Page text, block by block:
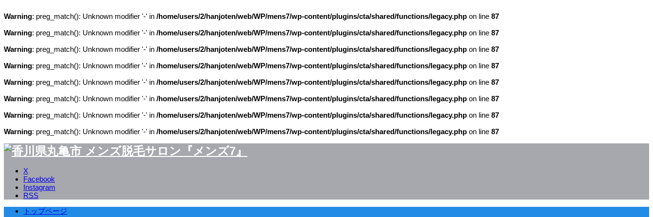
Warning: preg_match(): Unknown modifier '-' in /home/users/2/hanjoten/web/WP/mens7/wp-content/plugins/cta/shared/functions/legacy.php on line 87
Warning: preg_match(): Unknown modifier '-' in /home/users/2/hanjoten/web/WP/mens7/wp-content/plugins/cta/shared/functions/legacy.php on line 87
Warning: preg_match(): Unknown modifier '-' in /home/users/2/hanjoten/web/WP/mens7/wp-content/plugins/cta/shared/functions/legacy.php on line 87
Warning: preg_match(): Unknown modifier '-' in /home/users/2/hanjoten/web/WP/mens7/wp-content/plugins/cta/shared/functions/legacy.php on line 87
Warning: preg_match(): Unknown modifier '-' in /home/users/2/hanjoten/web/WP/mens7/wp-content/plugins/cta/shared/functions/legacy.php on line 87
Warning: preg_match(): Unknown modifier '-' in /home/users/2/hanjoten/web/WP/mens7/wp-content/plugins/cta/shared/functions/legacy.php on line 87
Warning: preg_match(): Unknown modifier '-' in /home/users/2/hanjoten/web/WP/mens7/wp-content/plugins/cta/shared/functions/legacy.php on line 87
Warning: preg_match(): Unknown modifier '-' in /home/users/2/hanjoten/web/WP/mens7/wp-content/plugins/cta/shared/functions/legacy.php on line 87
X
Facebook
Instagram
RSS
トップページ